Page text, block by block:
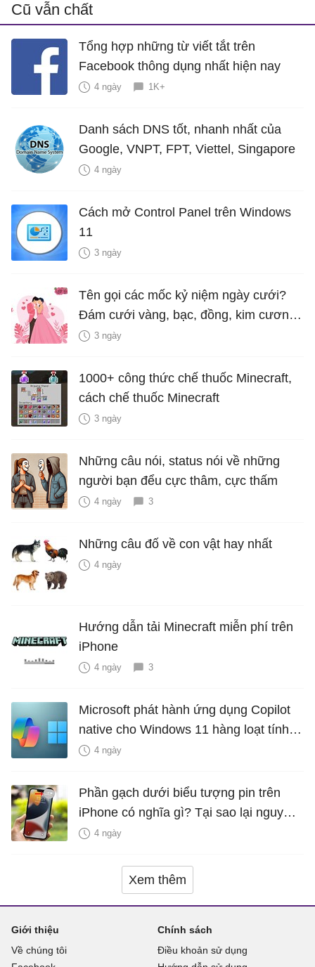
Cũ vẫn chất
Tổng hợp những từ viết tắt trên
Facebook thông dụng nhất hiện nay
4 ngày 1K+
Danh sách DNS tốt, nhanh nhất của
Google, VNPT, FPT, Viettel, Singapore
4 ngày
Cách mở Control Panel trên Windows
11
3 ngày
Tên gọi các mốc kỷ niệm ngày cưới?
Đám cưới vàng, bạc, đồng, kim cương
là bao nhiêu năm?
3 ngày
1000+ công thức chế thuốc Minecraft,
cách chế thuốc Minecraft
3 ngày
Những câu nói, status nói về những
người bạn đểu cực thâm, cực thấm
4 ngày 3
Những câu đố về con vật hay nhất
4 ngày
Hướng dẫn tải Minecraft miễn phí trên
iPhone
4 ngày 3
Microsoft phát hành ứng dụng Copilot
native cho Windows 11 hàng loạt tính
năng mới Hữu Ích
4 ngày
Phần gạch dưới biểu tượng pin trên
iPhone có nghĩa gì? Tại sao lại nguy
hiểm?
4 ngày
Xem thêm
Giới thiệu
Về chúng tôi
Chính sách
Điều khoản sử dụng